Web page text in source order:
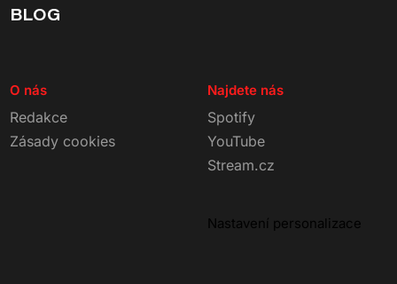
BLOG
O nás
Redakce
Zásady cookies
Najdete nás
Spotify
YouTube
Stream.cz
Nastavení personalizace